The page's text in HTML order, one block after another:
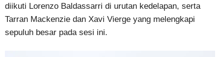
diikuti Lorenzo Baldassarri di urutan kedelapan, serta
Tarran Mackenzie dan Xavi Vierge yang melengkapi
sepuluh besar pada sesi ini.